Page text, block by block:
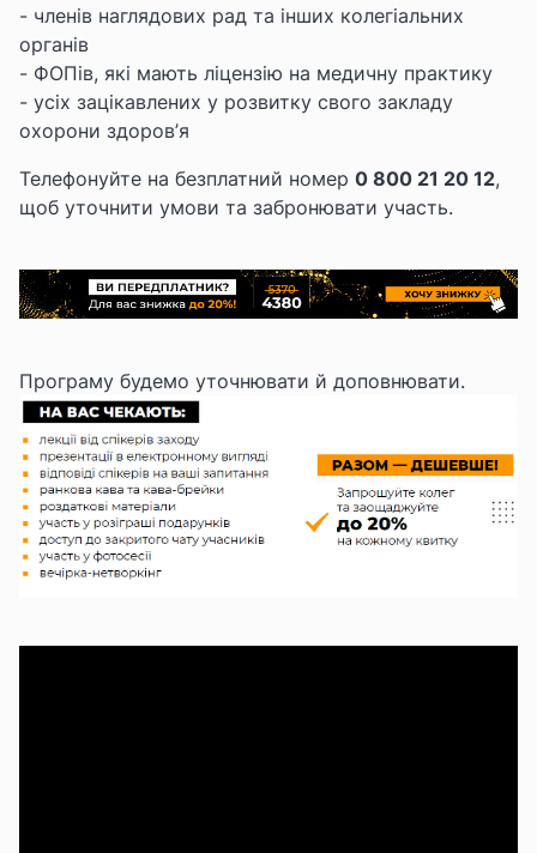
- членів наглядових рад та інших колегіальних
органів
- ФОПів, які мають ліцензію на медичну практику
- усіх зацікавлених у розвитку свого закладу
охорони здоров’я
Телефонуйте на безплатний номер 0 800 21 20 12,
щоб уточнити умови та забронювати участь.
Програму будемо уточнювати й доповнювати.